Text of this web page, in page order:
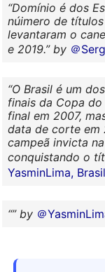
Domínio é dos
núimero de
levantaram o
e 2019. by ＠
O Brasil é um
finais da Copa
final em 2007,
data de corte em
campeã invicta
conquistando o
YasminLima, Brasil
by ＠